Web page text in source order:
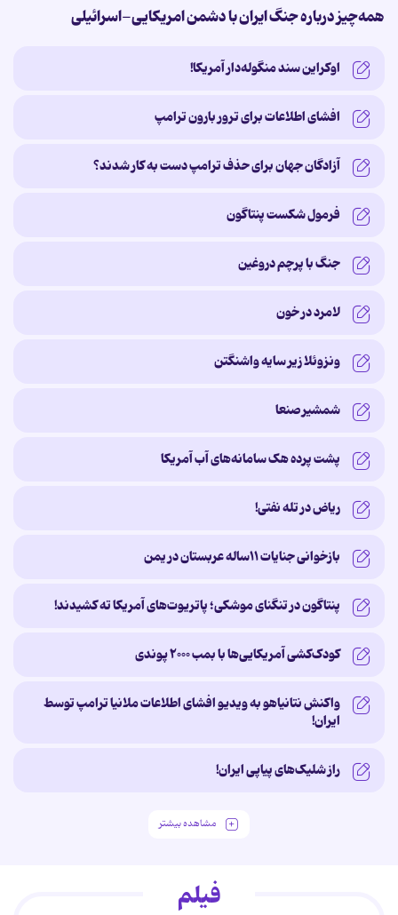
همه‌چیز درباره جنگ ایران با دشمن امریکایی-اسرائیلی
اوکراین سند منگوله‌دار آمریکا!
افشای اطلاعات برای ترور بارون ترامپ
آزادگان جهان برای حذف ترامپ دست به کار شدند؟
فرمول شکست پنتاگون
جنگ با پرچم دروغین
لامرد در خون
ونزوئلا زیر سایه‌ واشنگتن
شمشیر صنعا
پشت پرده‌ هک سامانه‌های آب آمریکا
ریاض در تله نفتی!
بازخوانی جنایات ۱۱ساله‌ عربستان در یمن
پنتاگون در تنگنای موشکی؛ پاتریوت‌های آمریکا ته کشیدند!
کودک‌کشی آمریکایی‌ها با بمب ۲۰۰۰ پوندی
واکنش نتانیاهو به ویدیو افشای اطلاعات ملانیا ترامپ توسط
ایران!
راز شلیک‌های پیاپی ایران!
مشاهده بیشتر
فیلم